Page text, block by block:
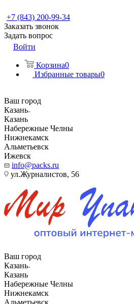
+7 (843) 200-99-34
Заказать звонок
Задать вопрос
Войти
Корзина0
Избранные товары0
Ваш город
Казань
Казань
Набережные Челны
Нижнекамск
Альметьевск
Ижевск
info@packs.ru
ул.Журналистов, 56
Ваш город
Казань
Казань
Набережные Челны
Нижнекамск
Альметьевск